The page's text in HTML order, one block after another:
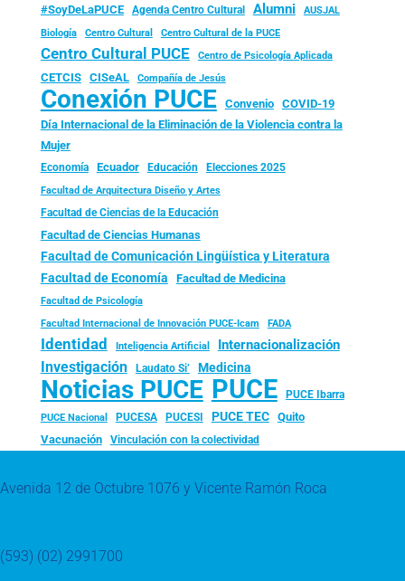
#SoyDeLaPUCE Agenda Centro Cultural Alumni
AUSJAL
Biología
Centro Cultural Centro Cultural de la PUCE
Centro Cultural PUCE Centro de Psicología Aplicada
CETCIS CISeAL Compañía de Jesús
Conexión PUCE Convenio
COVID-19
Día Internacional de la Eliminación de la Violencia contra la
Mujer
Economía Ecuador Educación Elecciones 2025
Facultad de Arquitectura Diseño y Artes
Facultad de Ciencias de la Educación
Facultad de Ciencias Humanas
Facultad de Comunicación Lingüística y Literatura
Facultad de Economía Facultad de Medicina
Facultad de Psicología
Facultad Internacional de Innovación PUCE-Icam FADA
Identidad Inteligencia Artificial Internacionalización
Investigación Laudato Si’ Medicina
Noticias PUCE PUCE PUCE Ibarra
PUCE Nacional PUCESA PUCESI PUCE TEC
Quito
Vacunación
Vinculación con la colectividad
Avenida 12 de Octubre 1076 y Vicente Ramón Roca
(593) (02) 2991700